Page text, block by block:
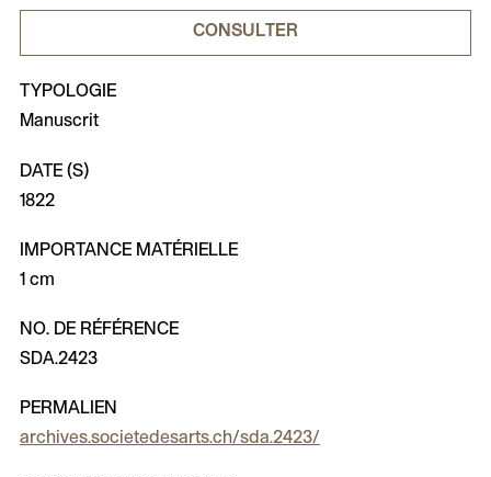
CONSULTER
TYPOLOGIE
Manuscrit
DATE (S)
1822
IMPORTANCE MATÉRIELLE
1 cm
NO. DE RÉFÉRENCE
SDA.2423
PERMALIEN
archives.societedesarts.ch/sda.2423/